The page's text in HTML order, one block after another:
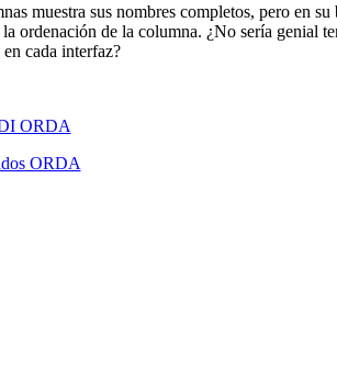
muestra sus nombres completos, pero en
ordenación de la columna. ¿No sería genial
cada interfaz?
ORDA
ORDA